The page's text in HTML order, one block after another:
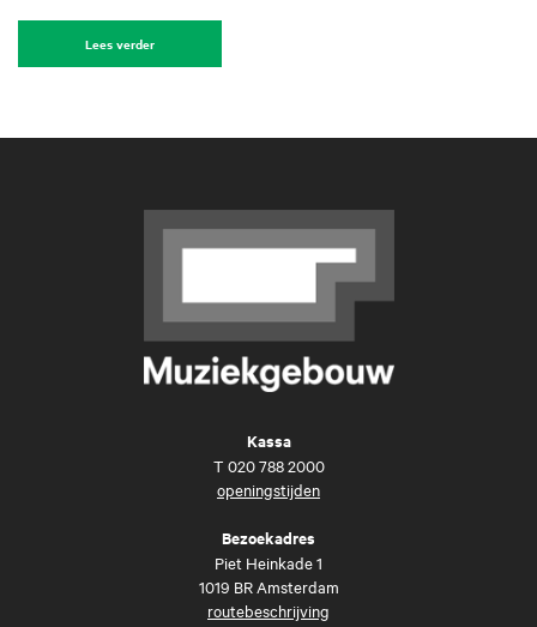
Lees verder
Kassa
T 020 788 2000
openingstijden
Bezoekadres
Piet Heinkade 1
1019 BR Amsterdam
routebeschrijving